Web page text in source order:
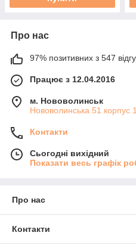
Про нас
97% позитивних з 547
Працює з 12.04.2016
м. Нововолинськ
Нововолинська 51 корпус
Контакти
Сьогодні вихідний
Показати весь графік
Про нас
Контакти